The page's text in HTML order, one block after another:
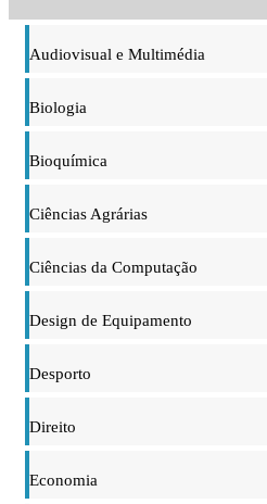
Audiovisual e Multimédia
Biologia
Bioquímica
Ciências Agrárias
Ciências da Computação
Design de Equipamento
Desporto
Direito
Economia